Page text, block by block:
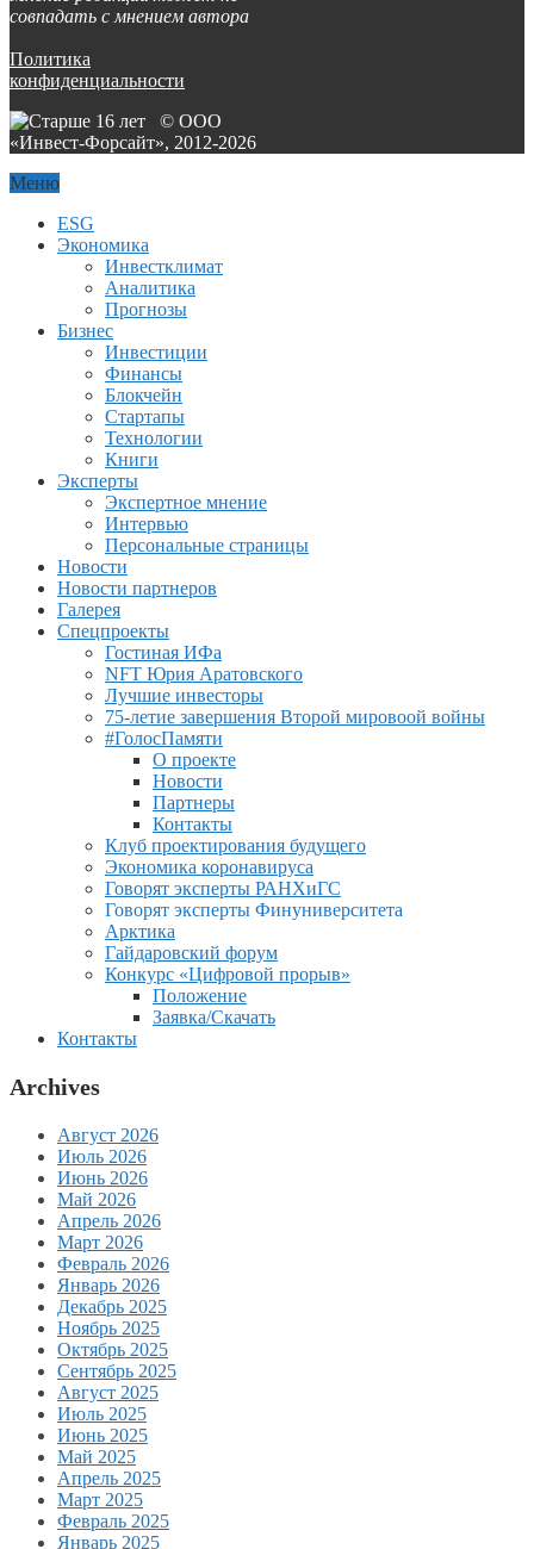
совпадать с мнением автора
Политика
конфиденциальности
© ООО
«Инвест-Форсайт», 2012-2026
Меню
ESG
Экономика
Инвестклимат
Аналитика
Прогнозы
Бизнес
Инвестиции
Финансы
Блокчейн
Стартапы
Технологии
Книги
Эксперты
Экспертное мнение
Интервью
Персональные страницы
Новости
Новости партнеров
Галерея
Спецпроекты
Гостиная ИФа
NFT Юрия Аратовского
Лучшие инвесторы
75-летие завершения Второй мировоой войны
#ГолосПамяти
О проекте
Новости
Партнеры
Контакты
Клуб проектирования будущего
Экономика коронавируса
Говорят эксперты РАНХиГС
Говорят эксперты Финуниверситета
Арктика
Гайдаровский форум
Конкурс «Цифровой прорыв»
Положение
Заявка/Скачать
Контакты
Archives
Август 2026
Июль 2026
Июнь 2026
Май 2026
Апрель 2026
Март 2026
Февраль 2026
Январь 2026
Декабрь 2025
Ноябрь 2025
Октябрь 2025
Сентябрь 2025
Август 2025
Июль 2025
Июнь 2025
Май 2025
Апрель 2025
Март 2025
Февраль 2025
Январь 2025